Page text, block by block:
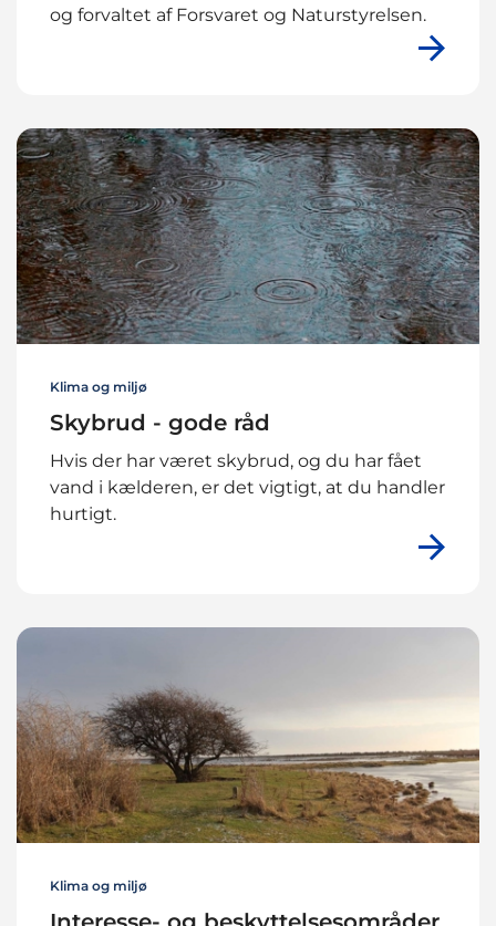
og forvaltet af Forsvaret og Naturstyrelsen.
Klima og miljø
Skybrud - gode råd
Hvis der har været skybrud, og du har fået
vand i kælderen, er det vigtigt, at du handler
hurtigt.
Klima og miljø